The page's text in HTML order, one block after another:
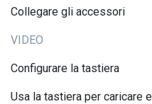
Collegare gli accessori
VIDEO
Configurare la tastiera
Usa la tastiera per caricare